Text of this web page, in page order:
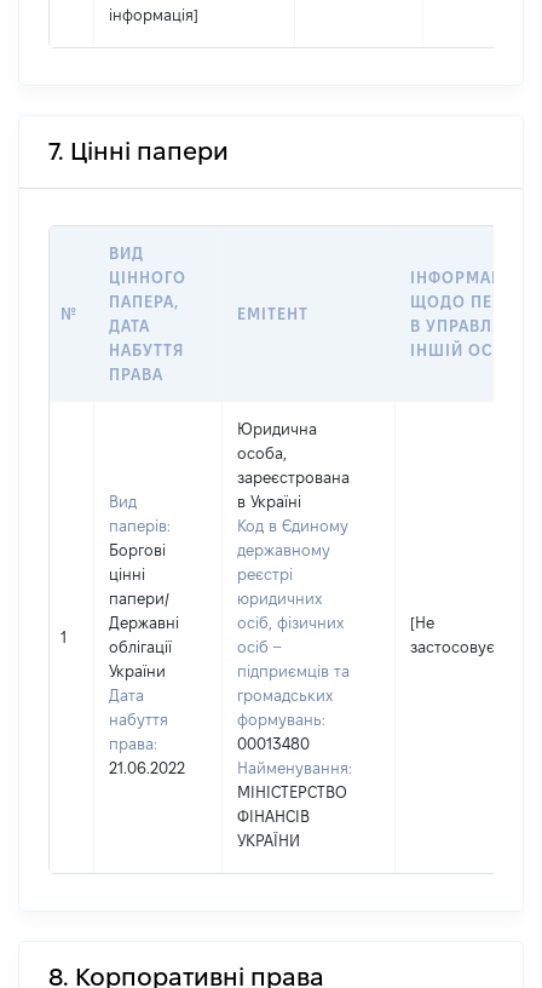
інформація]
7. Цінні папери
№
ВИД
ЦІННОГО
ПАПЕРА,
ДАТА
НАБУТТЯ
ПРАВА
ЕМІТЕНТ
ІНФОРМАЦІЯ
ЩОДО
В УПРАВЛІННЯ
ІНШІЙ ОСОБІ
1
Вид
паперів:
Боргові
цінні
папери/
Державні
облігації
України
Дата
набуття
права:
21.06.2022
Юридична
особа,
зареєстрована
в Україні
Код в Єдиному
державному
реєстрі
юридичних
осіб, фізичних
осіб –
підприємців та
громадських
формувань:
00013480
Найменування:
МІНІСТЕРСТВО
ФІНАНСІВ
УКРАЇНИ
[Не
застосовується]
8. Корпоративні права